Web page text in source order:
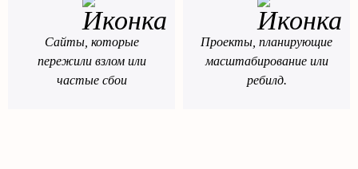
Сайты, которые
пережили взлом или
частые сбои
Проекты, планирующие
масштабирование или
ребилд.